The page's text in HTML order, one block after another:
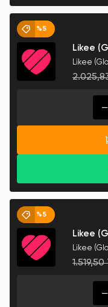
%5
Likee
Likee
%5
Likee
Likee
1.519,50